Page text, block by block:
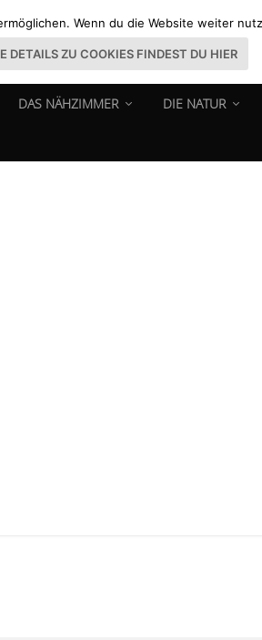
DAS NÄHZIMMER DIE NATUR
Wenn du die Website weiter
DETAILS ZU COOKIES FINDEST DU HIER